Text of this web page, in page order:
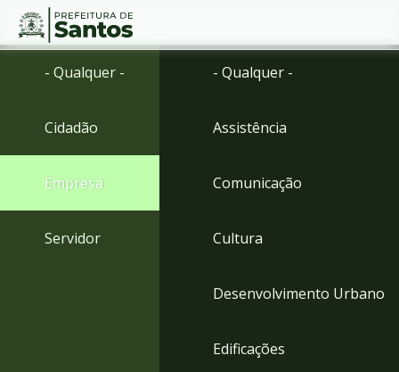
Ir
Ir
menu
Conteúdo
- Qualquer -
Cidadão
Empresa
Servidor
- Qualquer -
Assistência
Comunicação
Cultura
Desenvolvimento Urbano
Edificações